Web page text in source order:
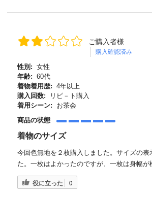
ご購入者様
購入確認済み
性別: 女性
年齢: 60代
着物着用歴: 4年以上
購入回数:
リピ－ト購入
着用シーン:
お茶会
商品の状態
着物のサイズ
今回色無地を２枚購入しました。サイズの表
た。一枚はよかったのですが、一枚は身幅が
役に立った 0